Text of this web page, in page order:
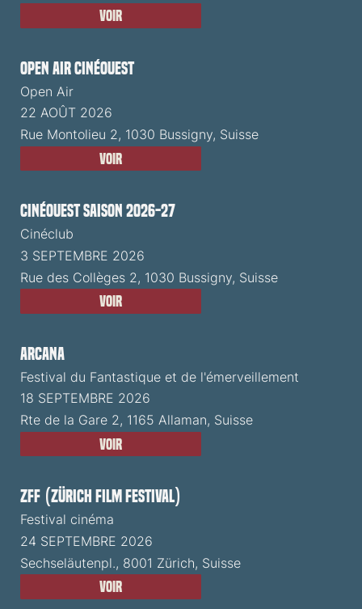
Voir
Open Air CinéOuest
Open Air
22 AOÛT 2026
Rue Montolieu 2, 1030 Bussigny, Suisse
Voir
CinéOuest Saison 2026-27
Cinéclub
3 SEPTEMBRE 2026
Rue des Collèges 2, 1030 Bussigny, Suisse
Voir
ARCANA
Festival du Fantastique et de l'émerveillement
18 SEPTEMBRE 2026
Rte de la Gare 2, 1165 Allaman, Suisse
Voir
ZFF (Zürich Film Festival)
Festival cinéma
24 SEPTEMBRE 2026
Sechseläutenpl., 8001 Zürich, Suisse
Voir